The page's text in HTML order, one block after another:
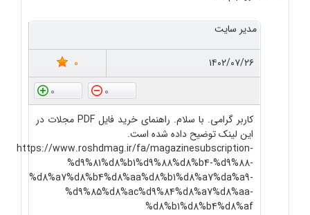
مدیر سایت
۱۴۰۲/۰۷/۲۶
0
0
0
کاربر گرامی. با سلام. راهنمای خرید فایل PDF مجلات در
این لینک توضیح داده شده است.
https://www.roshdmag.ir/fa/magazinesubscription-
%d9%81%d8%b1%d9%88%d8%b4-%d9%88-
%d8%a7%d8%b4%d8%aa%d8%b1%d8%a7%da%a9-
%d9%85%d8%ac%d9%84%d8%a7%d8%aa-
%d8%b1%d8%b4%d8%af